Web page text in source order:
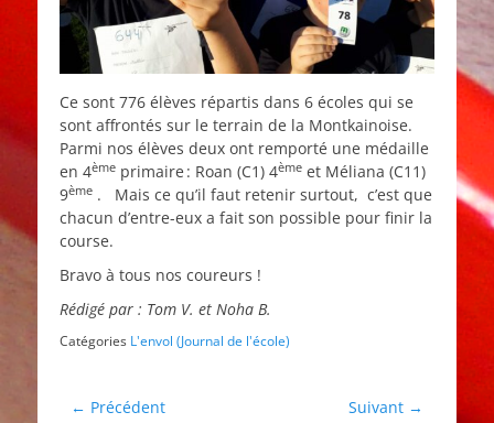
Ce sont 776 élèves répartis dans 6 écoles qui se
sont affrontés sur le terrain de la Montkainoise.
Parmi nos élèves deux ont remporté une médaille
en 4ème primaire : Roan (C1) 4ème et Méliana (C11)
9ème . Mais ce qu’il faut retenir surtout, c’est que
chacun d’entre-eux a fait son possible pour finir la
course.
Bravo à tous nos coureurs !
Rédigé par : Tom V. et Noha B.
Catégories L'envol (Journal de l'école)
Navigation
← Précédent
Suivant →